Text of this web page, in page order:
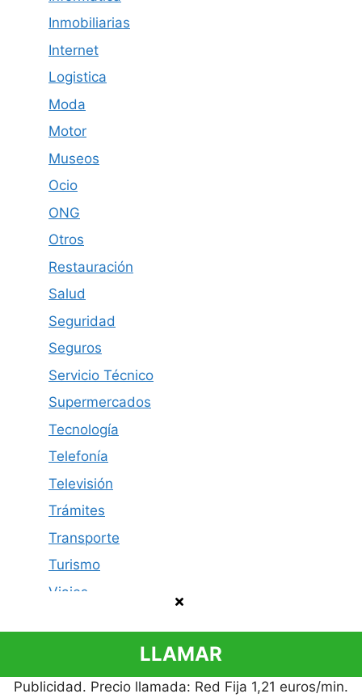
Inmobiliarias
Internet
Logistica
Moda
Motor
Museos
Ocio
ONG
Otros
Restauración
Salud
Seguridad
Seguros
Servicio Técnico
Supermercados
Tecnología
Telefonía
Televisión
Trámites
Transporte
Turismo
Viajes
LLAMAR
Publicidad. Precio llamada: Red Fija 1,21 euros/min.